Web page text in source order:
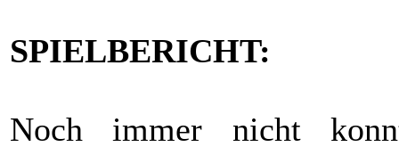
SPIELBERICHT:
Noch immer nicht